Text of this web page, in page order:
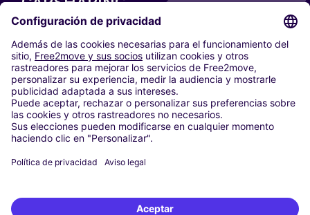
NUESTRAS CIUDADES
Paris
Madrid
Washington DC
Milán
Roma
Turín
Viena
Berlín
Düsseldorf